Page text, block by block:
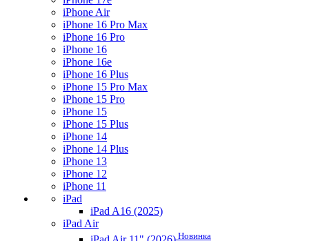
iPhone Air
iPhone 16 Pro Max
iPhone 16 Pro
iPhone 16
iPhone 16e
iPhone 16 Plus
iPhone 15 Pro Max
iPhone 15 Pro
iPhone 15
iPhone 15 Plus
iPhone 14
iPhone 14 Plus
iPhone 13
iPhone 12
iPhone 11
iPad
iPad A16 (2025)
iPad Air
Новинка